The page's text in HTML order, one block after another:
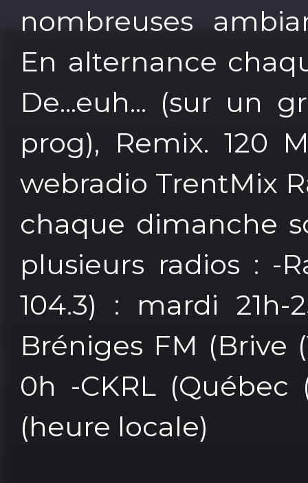
nombreuses
En alternance
De...euh... (sur un
prog), Remix. 120
webradio TrentMix
chaque dimanche
plusieurs radios : -
104.3) : mardi
Bréniges FM (Brive
0h -CKRL (Québec
(heure locale)